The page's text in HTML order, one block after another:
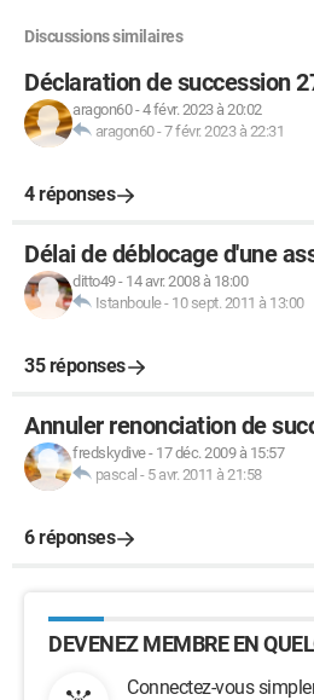
Discussions similaires
Déclaration de succession
aragon60-4 févr. 2023 à 20:02
aragon60-7 févr. 2023 à 22:31
4 réponses
Délai de déblocage d'une
ditto49- 14 avr. 2008 à 18:00
Istanboule- 10 sept. 2011 à 13:00
35 réponses
Annuler renonciation de
fredskydive- 17 déc. 2009 à 15:57
pascal - 5 avr. 2011 à 21:58
6 réponses
DEVENEZ MEMBRE EN
Connectez-vous